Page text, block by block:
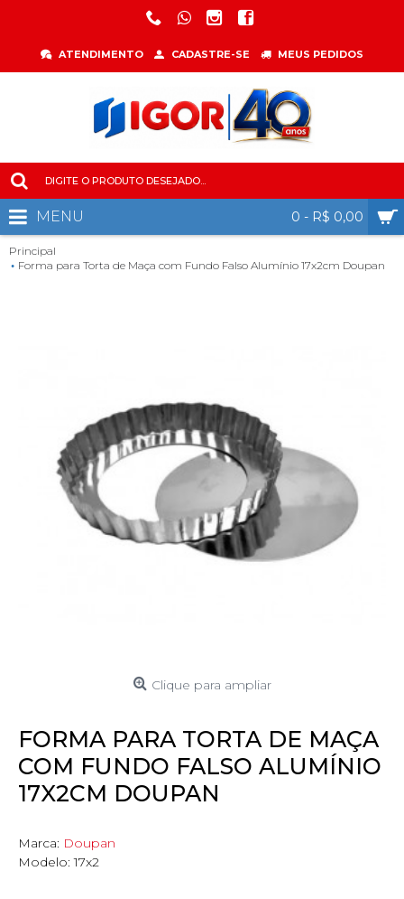
ATENDIMENTO CADASTRE-SE MEUS PEDIDOS
0 - R$ 0,00
MENU
Principal
Forma para Torta de Maça com Fundo Falso Alumínio 17x2cm Doupan
Clique para ampliar
FORMA PARA TORTA DE MAÇA
COM FUNDO FALSO ALUMÍNIO
17X2CM DOUPAN
Marca: Doupan
Modelo:17x2